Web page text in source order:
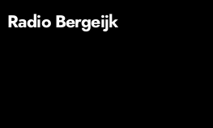
Radio Bergeijk